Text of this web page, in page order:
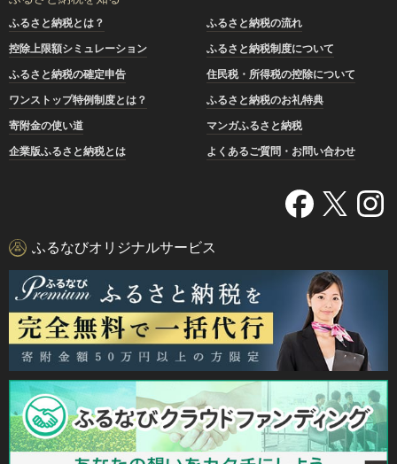
ふるさと納税とは？
ふるさと納税の流れ
控除上限額シミュレーション
ふるさと納税制度について
ふるさと納税の確定申告
住民税・所得税の控除について
ワンストップ特例制度とは？
ふるさと納税のお礼特典
寄附金の使い道
マンガふるさと納税
企業版ふるさと納税とは
よくあるご質問・お問い合わせ
ふるなびオリジナルサービス